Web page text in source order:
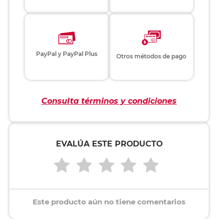
PayPal y PayPal Plus Otros métodos de pago
Consulta términos y condiciones
EVALÚA ESTE PRODUCTO
Este producto aún no tiene comentarios